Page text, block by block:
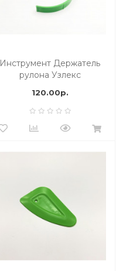
Инструмент Держатель
рулона Узлекс
21912128
120.00р.